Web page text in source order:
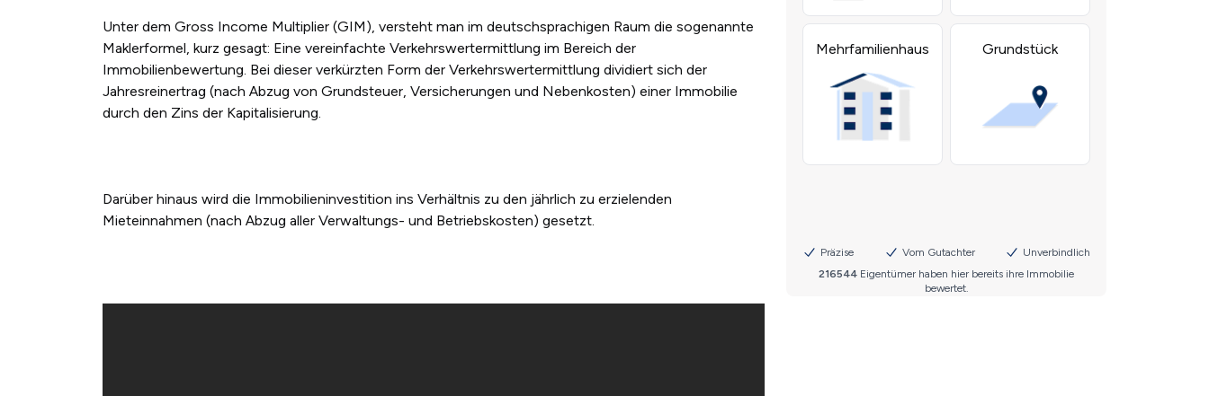
Unter dem Gross Income Multiplier (GIM), versteht man im deutschsprachigen Raum die sogenannte
Maklerformel, kurz gesagt: Eine vereinfachte Verkehrswertermittlung im Bereich der
Immobilienbewertung. Bei dieser verkürzten Form der Verkehrswertermittlung dividiert sich der
Jahresreinertrag (nach Abzug von Grundsteuer, Versicherungen und Nebenkosten) einer Immobilie
durch den Zins der Kapitalisierung.
Darüber hinaus wird die Immobilieninvestition ins Verhältnis zu den jährlich zu erzielenden
Mieteinnahmen (nach Abzug aller Verwaltungs- und Betriebskosten) gesetzt.